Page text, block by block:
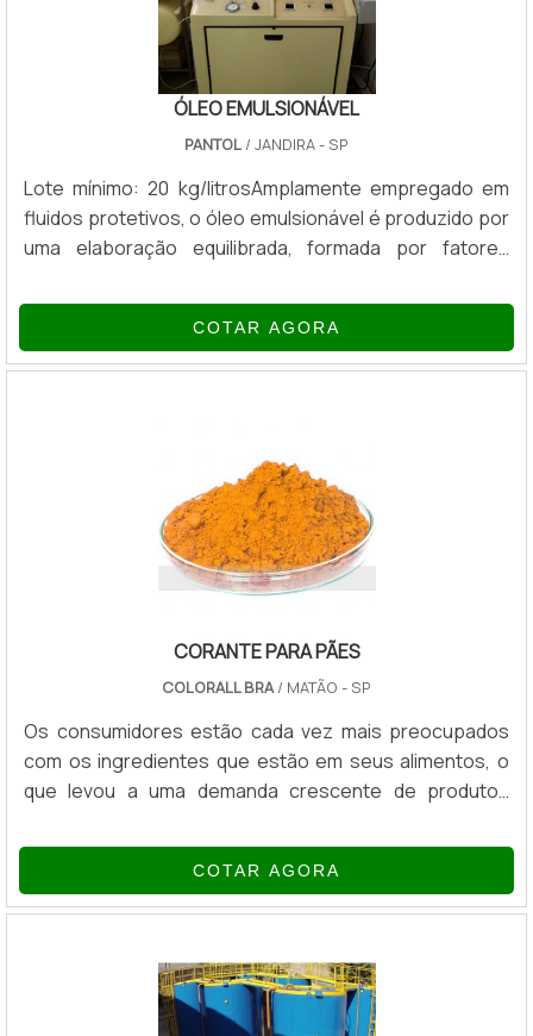
ÓLEO EMULSIONÁVEL
PANTOL / JANDIRA - SP
Lote mínimo: 20 kg/litrosAmplamente empregado em
fluidos protetivos, o óleo emulsionável é produzido por
uma elaboração equilibrada, formada por fatores
maneira que retardam a corrosão e viabilizam sua
aplicação em grande parte dos óleos minerais
relacionados à parafina, que podem ser encontrados
corrosão Bosch, a emulsão consta com 5%, do óleo
COTAR AGORA
CORANTE PARA PÃES
COLORALL BRA/ MATÃO - SP
Os consumidores estão cada vez mais preocupados
com os ingredientes que estão em seus alimentos, o
que levou a uma demanda crescente de produtos
aditivos. Os fabricantes de pão enfrentam o desafio de
manter o perfil de cor vibrante e forte que os
consumidores esperam de seu produto sem o uso de
corante para pães, que pode ser feito de um produto
natural que não faça mal a saúde. Também po.
COTAR AGORA